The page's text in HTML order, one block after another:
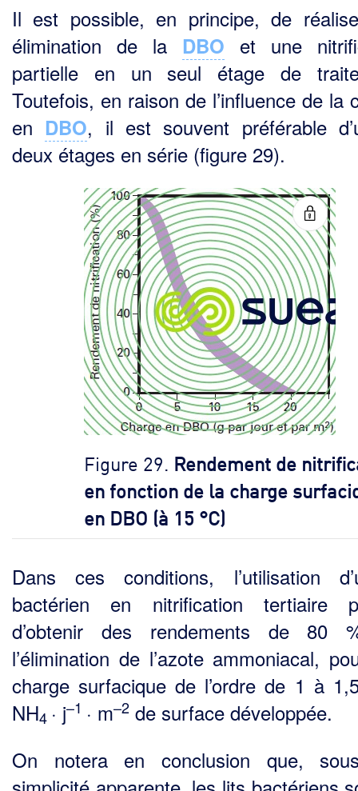
Il est possible, en principe, de
élimination de la DBO et une
partielle en un seul étage de
Toutefois, en raison de l’influence de la
en DBO, il est souvent préférable
deux étages en série (figure 29).
Figure 29. Rendement de
en fonction de la charge
en DBO (à 15 °C)
Dans ces conditions, l’utilisation
bactérien en nitrification tertiaire
d’obtenir des rende­ments de 80
l’élimination de l’azote ammoniacal,
charge surfacique de l’ordre de 1 à
NH4 · j–1 · m–2 de surface développée.
On notera en conclusion que,